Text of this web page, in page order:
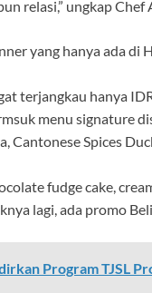
relasi,” ungkap Chef
yang hanya ada di
terjangkau hanya
menu signature
Cantonese Spices
fudge cake,
lagi, ada promo
Program TJSL